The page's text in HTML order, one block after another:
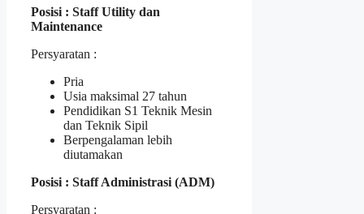
Posisi : Staff Utility dan
Maintenance
Persyaratan :
Pria
Usia maksimal 27 tahun
Pendidikan S1 Teknik Mesin
dan Teknik Sipil
Berpengalaman lebih
diutamakan
Posisi : Staff Administrasi (ADM)
Persyaratan :